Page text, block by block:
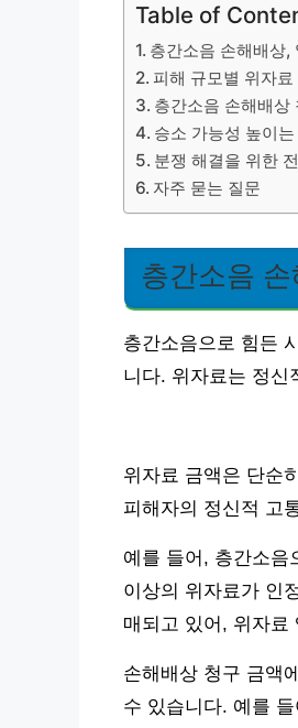
Table of
층간소음 손해배상,
피해 규모별 위자
층간소음 손해배상
승소 가능성 높이
분쟁 해결을 위한
자주 묻는 질문
층간소음
층간소음으로 힘든
니다. 위자료는 정신
위자료 금액은 단순
피해자의 정신적 고
예를 들어, 층간소음
이상의 위자료가 인
매되고 있어, 위자료
손해배상 청구 금액
수 있습니다. 예를